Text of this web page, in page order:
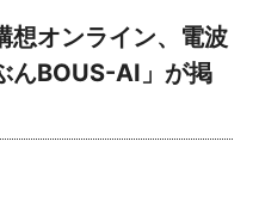
想オンライン、電波
んBOUS-AI」が掲